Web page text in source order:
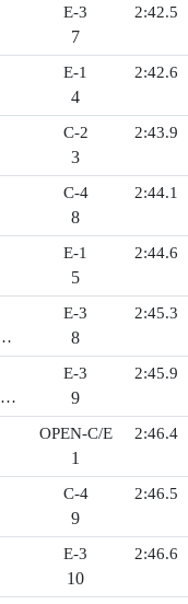
E-3
7
2:42.5
E-1
4
2:42.6
C-2
3
2:43.9
C-4
8
2:44.1
E-1
5
2:44.6
E-3
8
2:45.3
E-3
9
2:45.9
OPEN-C/E
1
2:46.4
C-4
9
2:46.5
E-3
10
2:46.6